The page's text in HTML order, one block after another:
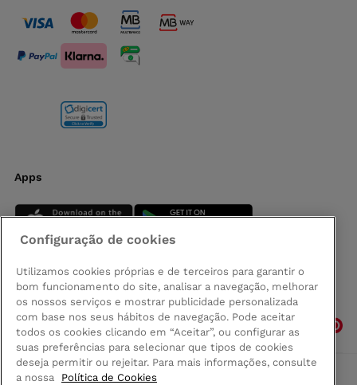
Apps
Siga-nos
Configuração de cookies
Utilizamos cookies próprias e de terceiros para garantir o
bom funcionamento do site, analisar a navegação, melhorar
os nossos serviços e mostrar publicidade personalizada
com base nos seus hábitos de navegação. Pode aceitar
todos os cookies clicando em “Aceitar”, ou configurar as
suas preferências para selecionar que tipos de cookies
deseja permitir ou rejeitar. Para mais informações, consulte
a nossa
Política de Cookies